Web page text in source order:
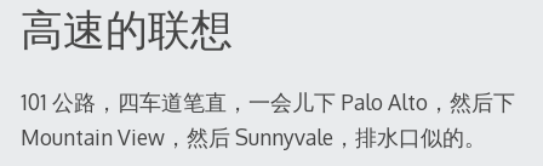
高速的联想
101 公路，四车道笔直，一会儿下 Palo Alto，然后下
Mountain View，然后 Sunnyvale，排水口似的。